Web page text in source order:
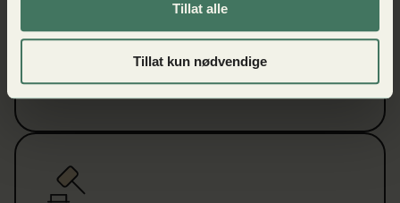
Tillat alle
Tillat kun nødvendige
Det er ikke fritt frem og laste ned eller streame
ting du finner på nett. Finn ut hvorfor!
Les mer om Om opphavsrett